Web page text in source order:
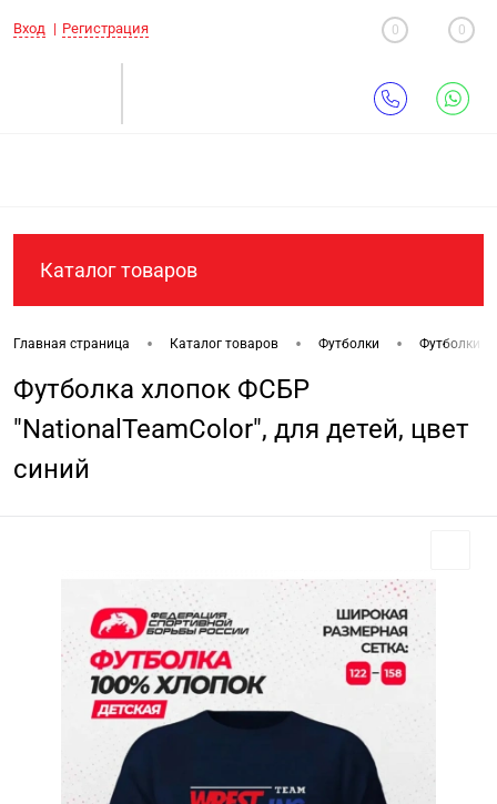
Вход Регистрация 0 0
Каталог товаров
Главная страница • Каталог товаров • Футболки • Футболки
Футболка хлопок ФСБР
"NationalTeamColor", для детей, цвет
синий